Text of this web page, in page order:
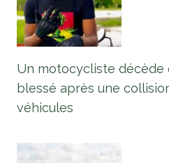
Un motocycliste décède
blessé après une
véhicules